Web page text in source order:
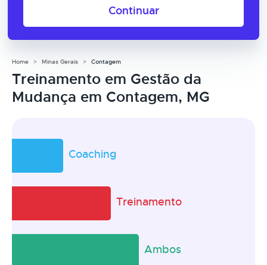
Continuar
Home Minas Gerais Contagem
Treinamento em Gestão da
Mudança em Contagem, MG